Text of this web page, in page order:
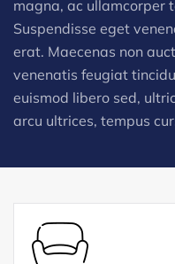
magna, ac ullamcorper
Suspendisse eget
erat. Maecenas non
venenatis feugiat
euismod libero sed,
arcu ultrices, tempus